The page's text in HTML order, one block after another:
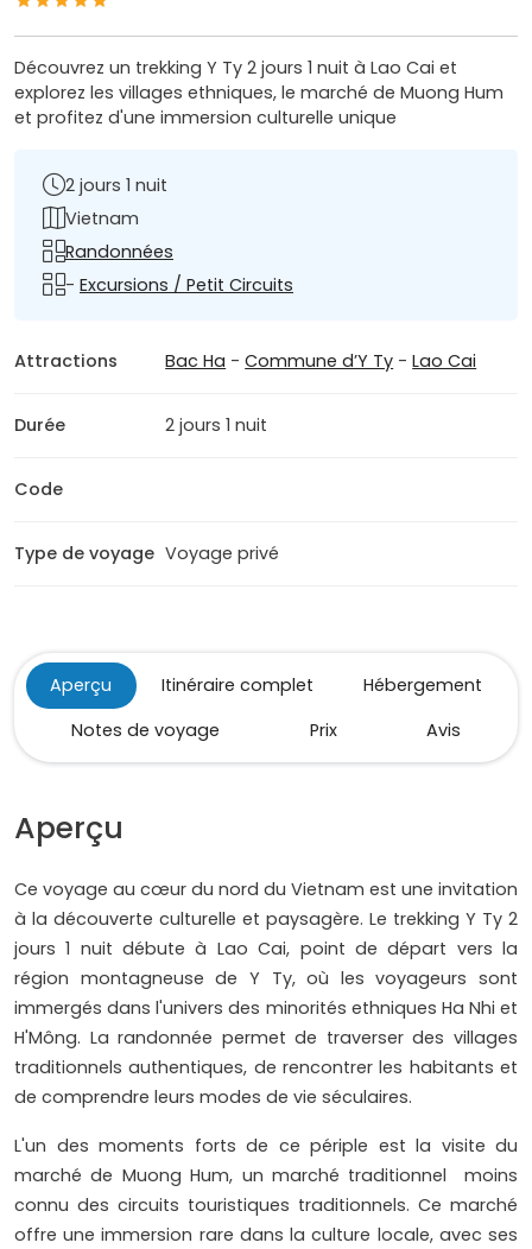
Découvrez un trekking Y Ty 2 jours 1 nuit à Lao Cai et
explorez les villages ethniques, le marché de Muong Hum
et profitez d'une immersion culturelle unique
2 jours 1 nuit
Vietnam
Randonnées
- Excursions / Petit Circuits
Attractions Bac Ha -Commune d’Y Ty -Lao Cai
Durée 2 jours 1 nuit
Code
Type de voyage Voyage privé
Aperçu Itinéraire complet
Hébergement
Notes de voyage
Prix Avis
Aperçu
Ce voyage au cœur du nord du Vietnam est une invitation
à la découverte culturelle et paysagère. Le trekking Y Ty 2
jours 1 nuit débute à Lao Cai, point de départ vers la
région montagneuse de Y Ty, où les voyageurs sont
immergés dans l'univers des minorités ethniques Ha Nhi et
H'Mông. La randonnée permet de traverser des villages
traditionnels authentiques, de rencontrer les habitants et
de comprendre leurs modes de vie séculaires.
L'un des moments forts de ce périple est la visite du
marché de Muong Hum, un marché traditionnel moins
connu des circuits touristiques traditionnels. Ce marché
offre une immersion rare dans la culture locale, avec ses